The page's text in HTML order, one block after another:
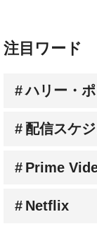
注目ワード
ハリー・
配信スケ
Prime
Netflix